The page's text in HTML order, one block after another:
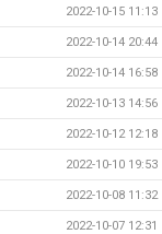
2022-10-15 11:13
2022-10-14 20:44
2022-10-14 16:58
2022-10-13 14:56
2022-10-12 12:18
2022-10-10 19:53
2022-10-08 11:32
2022-10-07 12:31